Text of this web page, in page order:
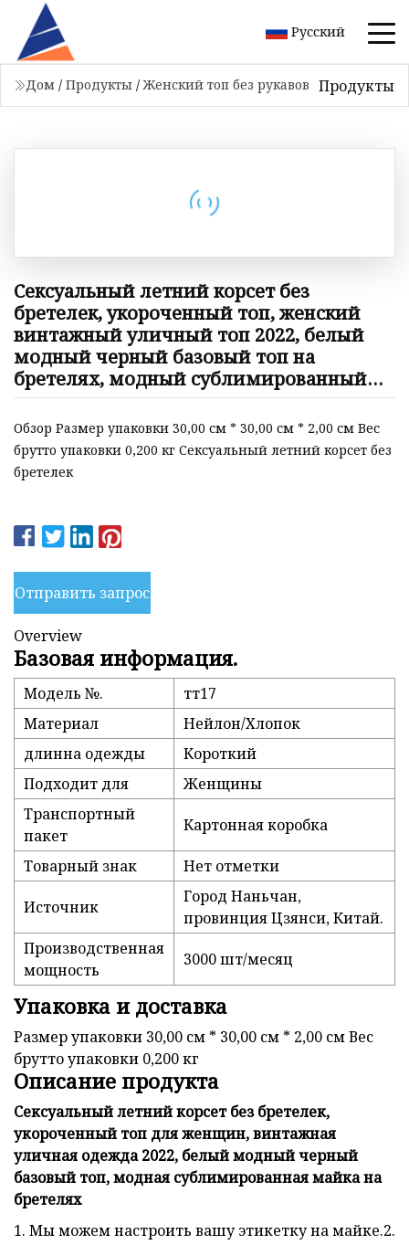
Русский
Дом / Продукты /Женский топ без рукавов Продукты
Сексуальный летний корсет без
бретелек, укороченный топ, женский
винтажный уличный топ 2022, белый
модный черный базовый топ на
бретелях, модный сублимированный
топ на бретелях
Обзор Размер упаковки 30,00 см * 30,00 см * 2,00 см Вес
брутто упаковки 0,200 кг Сексуальный летний корсет без
бретелек
Отправить запрос
Overview
Базовая информация.
Модель №.
тт17
Материал
Нейлон/Хлопок
длинна одежды
Короткий
Подходит для
Женщины
Транспортный
пакет
Картонная коробка
Товарный знак Нет отметки
Источник
Город Наньчан,
провинция Цзянси, Китай.
Производственная
мощность
3000 шт/месяц
Упаковка и доставка
Размер упаковки 30,00 см * 30,00 см * 2,00 см Вес
брутто упаковки 0,200 кг
Описание продукта
Сексуальный летний корсет без бретелек,
укороченный топ для женщин, винтажная
уличная одежда 2022, белый модный черный
базовый топ, модная сублимированная майка на
бретелях
1. Мы можем настроить вашу этикетку на майке.2.